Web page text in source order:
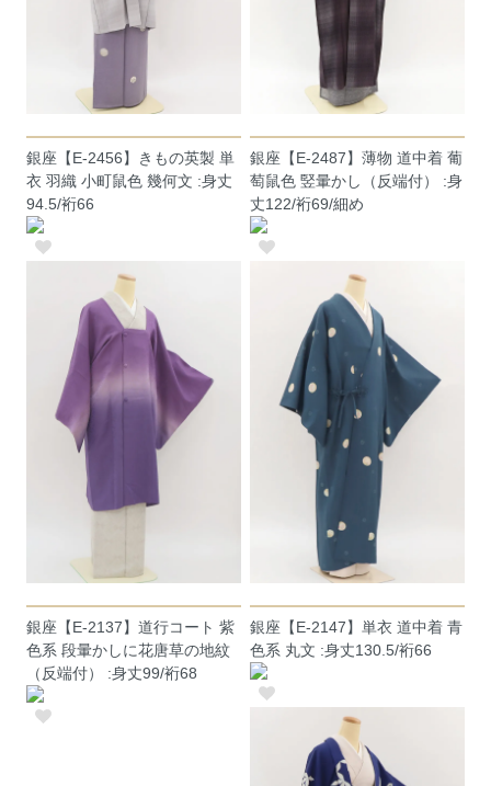
銀座【E-2456】きもの英製 単
衣 羽織 小町鼠色 幾何文 :身丈
94.5/裄66
銀座【E-2487】薄物 道中着 葡
萄鼠色 竪暈かし（反端付） :身
丈122/裄69/細め
銀座【E-2137】道行コート 紫
色系 段暈かしに花唐草の地紋
（反端付） :身丈99/裄68
銀座【E-2147】単衣 道中着 青
色系 丸文 :身丈130.5/裄66